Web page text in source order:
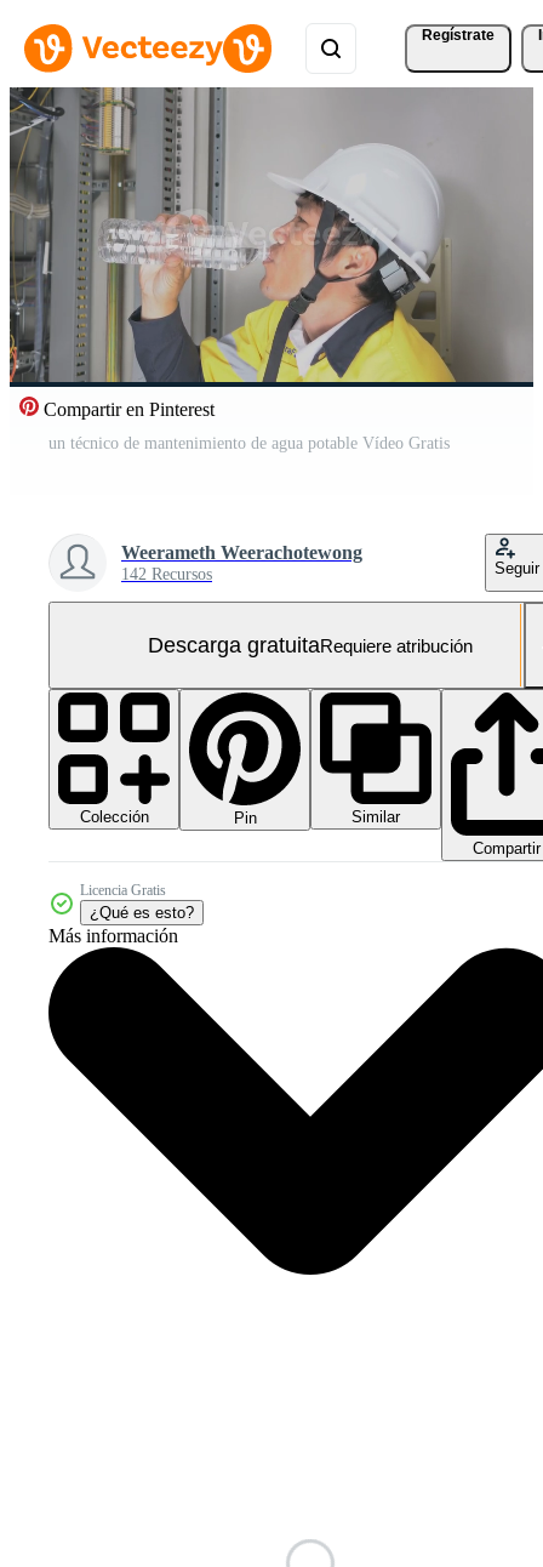
Regístrate
Compartir en Pinterest
un técnico de mantenimiento de agua potable Vídeo Gratis
Weerameth Weerachotewong
142 Recursos Seguir
Descarga gratuitaRequiere atribución
Colección Pin
Similar
Compartir
Licencia Gratis
¿Qué es esto?
Más información